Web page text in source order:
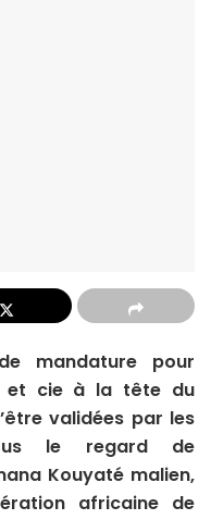
mandature pour
et cie à la tête du
validées par les
le regard de
Kouyaté malien,
africaine de